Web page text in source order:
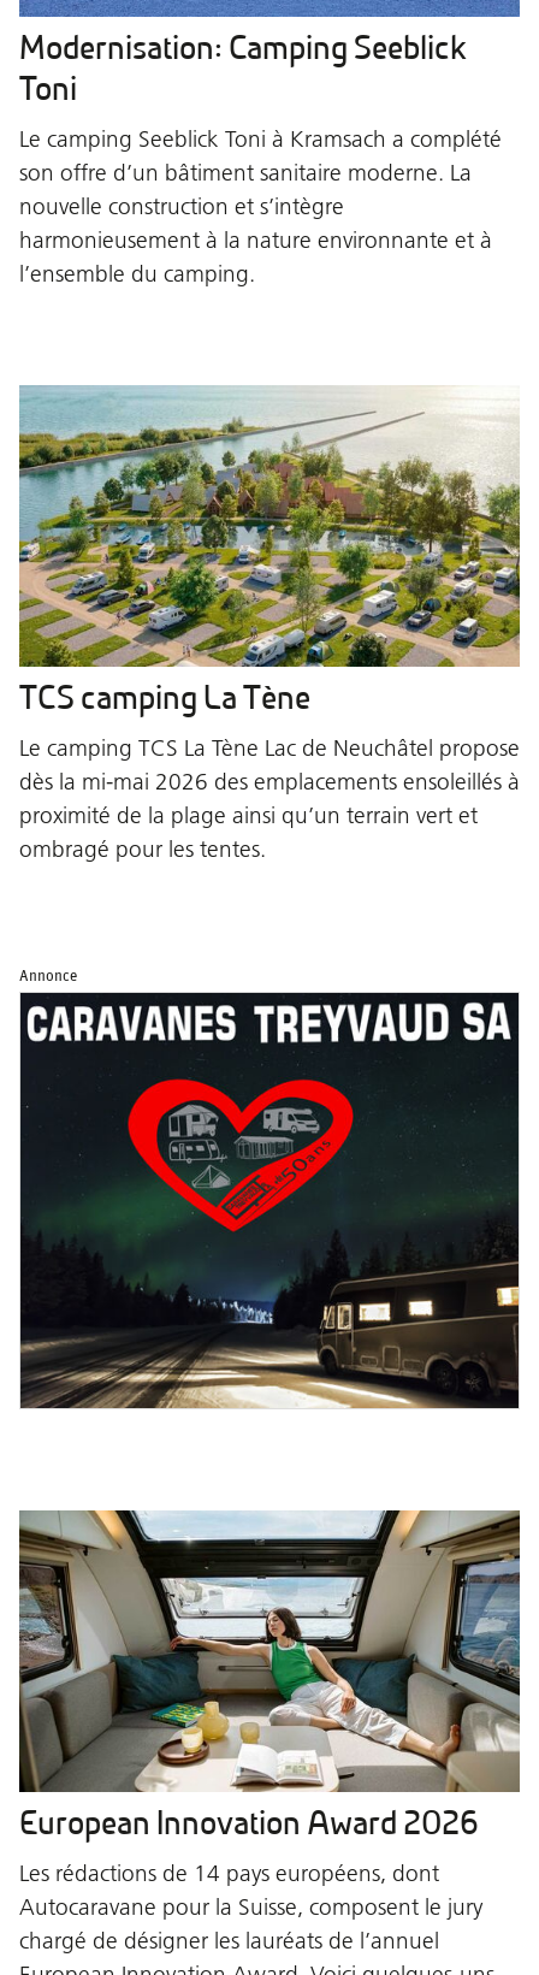
Modernisation: Camping Seeblick
Toni
Le camping Seeblick Toni à Kramsach a complété
son offre d’un bâtiment sanitaire moderne. La
nouvelle construction et s’intègre
harmonieusement à la nature environnante et à
l’ensemble du camping.
TCS camping La Tène
Le camping TCS La Tène Lac de Neuchâtel propose
dès la mi-mai 2026 des emplacements ensoleillés à
proximité de la plage ainsi qu’un terrain vert et
ombragé pour les tentes.
Annonce
European Innovation Award 2026
Les rédactions de 14 pays européens, dont
Autocaravane pour la Suisse, composent le jury
chargé de désigner les lauréats de l’annuel